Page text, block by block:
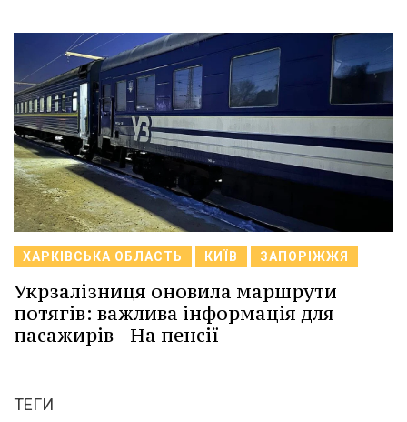
ХАРКІВСЬКА ОБЛАСТЬ КИЇВ ЗАПОРІЖЖЯ
Укрзалізниця оновила маршрути
потягів: важлива інформація для
пасажирів - На пенсії
ТЕГИ